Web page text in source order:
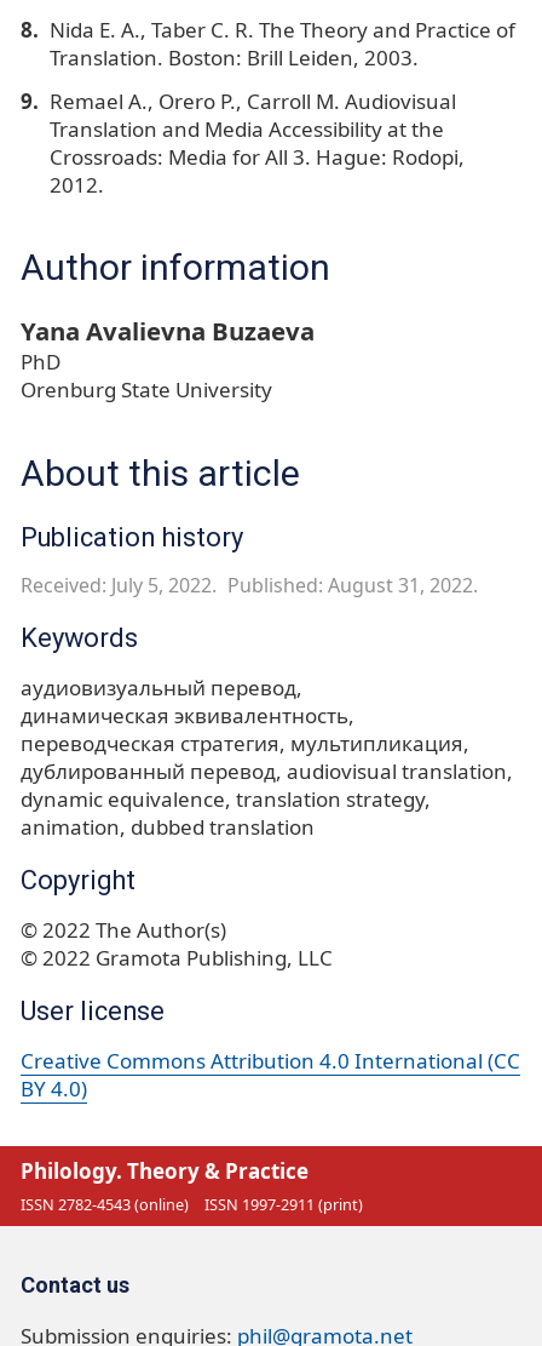
Nida E. A., Taber C. R. The Theory and Practice of
Translation. Boston: Brill Leiden, 2003.
Remael A., Orero P., Carroll M. Audiovisual
Translation and Media Accessibility at the
Crossroads: Media for All 3. Hague: Rodopi,
2012.
Author information
Yana Avalievna Buzaeva
PhD
Orenburg State University
About this article
Publication history
Received: July 5, 2022. Published: August 31, 2022.
Keywords
аудиовизуальный перевод
динамическая эквивалентность
переводческая стратегия мультипликация
дублированный перевод audiovisual translation
dynamic equivalence translation strategy
animation dubbed translation
Copyright
© 2022 The Author(s)
© 2022 Gramota Publishing, LLC
User license
Creative Commons Attribution 4.0 International (CC
BY 4.0)
Philology. Theory & Practice
ISSN 2782-4543 (online) ISSN 1997-2911 (print)
Contact us
Submission enquiries: phil@gramota.net